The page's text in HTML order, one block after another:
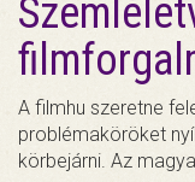
A filmhu szeretne
problémaköröket
körbejárni. Az